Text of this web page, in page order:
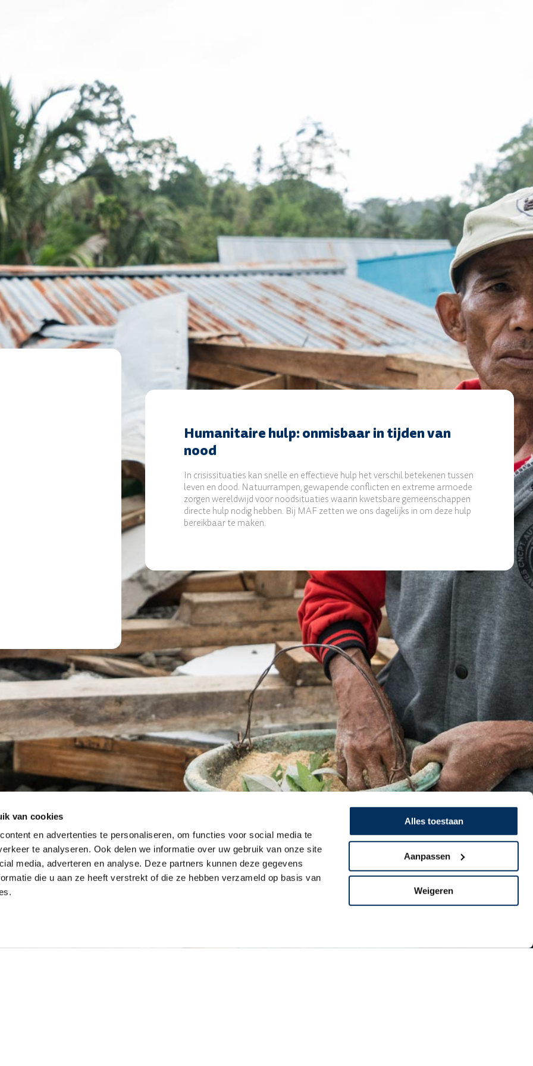
van cookies
en advertenties te personaliseren, om functies voor social media te
te analyseren. Ook delen we informatie over uw gebruik van onze site
media, adverteren en analyse. Deze partners kunnen deze gegevens
die u aan ze heeft verstrekt of die ze hebben verzameld op basis van
Alles toestaan
Aanpassen
Weigeren
Humanitaire hulp:onmisbaar in tijden van
nood
In crisissituaties kan snelle en effectieve hulp het verschil betekenen tussen
leven en dood. Natuurrampen, gewapende conflicten en extreme armoede
zorgen wereldwijd voor noodsituaties waarin kwetsbare gemeenschappen
directe hulp nodig hebben. Bij MAF zetten we ons dagelijks in om deze hulp
bereikbaar te maken.